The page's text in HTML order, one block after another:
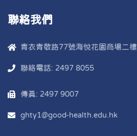
聯絡我們
青衣青敬路77號海悅花園商場二樓
聯絡電話: 2497 8055
傳真: 2497 9007
ghty1@good-health.edu.hk